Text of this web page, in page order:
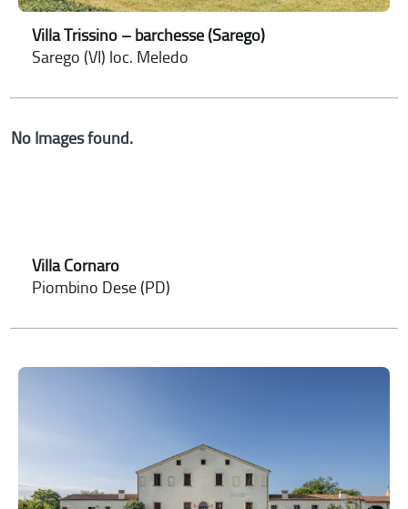
Villa Trissino – barchesse (Sarego)
Sarego (VI) loc. Meledo
No Images found.
Villa Cornaro
Piombino Dese (PD)